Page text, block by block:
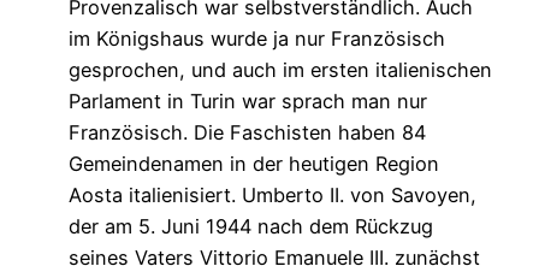
Provenzalisch war selbstverständlich. Auch
im Königshaus wurde ja nur Französisch
gesprochen, und auch im ersten italienischen
Parlament in Turin war sprach man nur
Französisch. Die Faschisten haben 84
Gemeindenamen in der heutigen Region
Aosta italienisiert. Umberto II. von Savoyen,
der am 5. Juni 1944 nach dem Rückzug
seines Vaters Vittorio Emanuele III. zunächst